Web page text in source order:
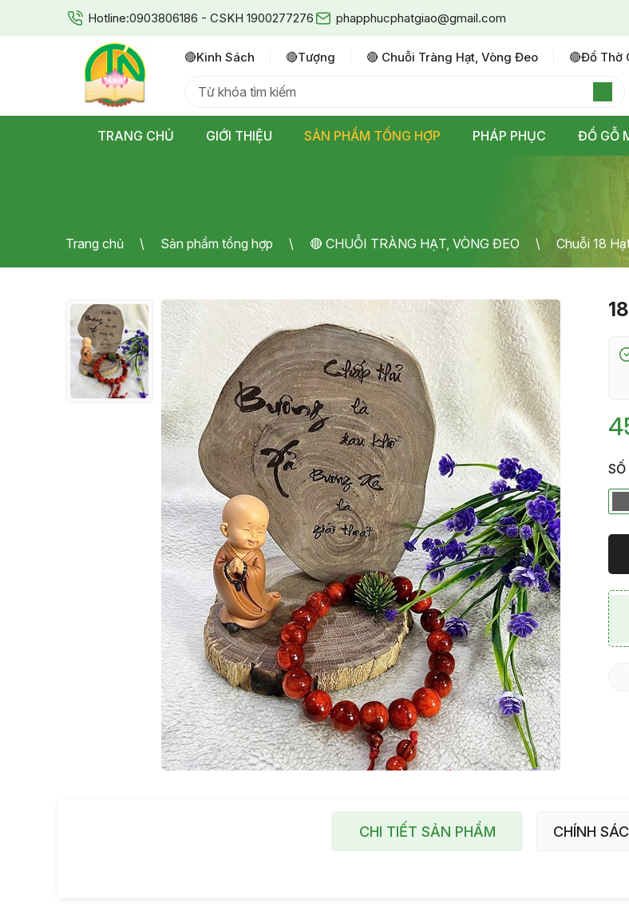
Hotline:0903806186 - CSKH 1900277276 phapphucphatgiao@gmail.com
🔴kinh Sách 🔴tượng 🔴 Chuỗi Tràng Hạt, Vòng Đeo 🔴đồ Thờ
TRANG CHỦ GIỚI THIỆU SẢN PHẨM TỔNG HỢP PHÁP PHỤC ĐỒ GỖ
Trang chủ Sản phẩm tổng hợp 🔴 CHUỖI TRÀNG HẠT, VÒNG ĐEO Chuỗi 18
CHI TIẾT SẢN PHẨM CHÍNH